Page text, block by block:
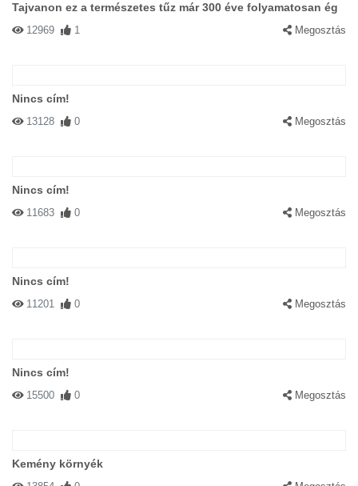
Tajvanon ez a természetes tűz már 300 éve folyamatosan ég
12969 1 Megosztás
Nincs cím!
13128 0 Megosztás
Nincs cím!
11683 0 Megosztás
Nincs cím!
11201 0 Megosztás
Nincs cím!
15500 0 Megosztás
Kemény környék